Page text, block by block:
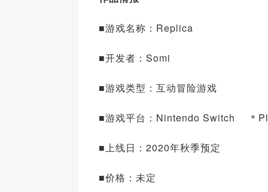
■游戏名称：Replica
■开发者：Somi
■游戏类型：互动冒险游戏
■游戏平台：Nintendo Switch ＊
■上线日：2020年秋季预定
■价格：未定